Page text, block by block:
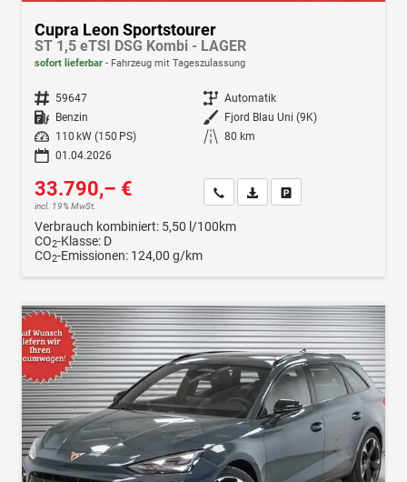
Cupra Leon Sportstourer
ST 1,5 eTSI DSG Kombi - LAGER
sofort lieferbar Fahrzeug mit Tageszulassung
Fahrzeugnr. 59647 Getriebe Automatik
Kraftstoff Benzin Außenfarbe Fjord Blau Uni (9K)
Leistung
110 kW (150 PS) Kilometerstand 80 km
01.04.2026
33.790,– €
incl. 19% MwSt.
Wir rufen Sie anFahrzeugexposé (PDF)
Verbrauch kombiniert: 5,50 l/100km
CO2-Klasse: D
CO2-Emissionen: 124,00 g/km